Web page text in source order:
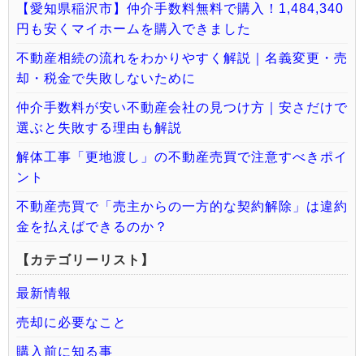
【愛知県稲沢市】仲介手数料無料で購入！1,484,340
円も安くマイホームを購入できました
不動産相続の流れをわかりやすく解説｜名義変更・売
却・税金で失敗しないために
仲介手数料が安い不動産会社の見つけ方｜安さだけで
選ぶと失敗する理由も解説
解体工事「更地渡し」の不動産売買で注意すべきポイ
ント
不動産売買で「売主からの一方的な契約解除」は違約
金を払えばできるのか？
【カテゴリーリスト】
最新情報
売却に必要なこと
購入前に知る事